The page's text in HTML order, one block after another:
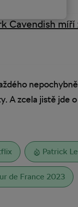
Cavendish míří
A zcela jistě jde
Patrick
de France 2023